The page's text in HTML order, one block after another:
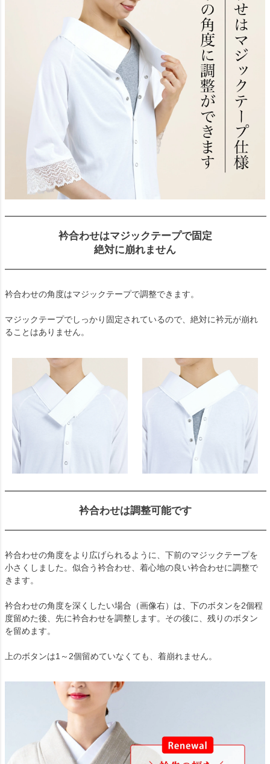
衿合わせはマジックテープで固定
絶対に崩れません
衿合わせの角度はマジックテープで調整できます。
マジックテープでしっかり固定されているので、絶対に衿元が崩れ
ることはありません。
衿合わせは調整可能です
衿合わせの角度をより広げられるように、下前のマジックテープを
小さくしました。似合う衿合わせ、着心地の良い衿合わせに調整で
きます。
衿合わせの角度を深くしたい場合（画像右）は、下のボタンを2個程
度留めた後、先に衿合わせを調整します。その後に、残りのボタン
を留めます。
上のボタンは1～2個留めていなくても、着崩れません。